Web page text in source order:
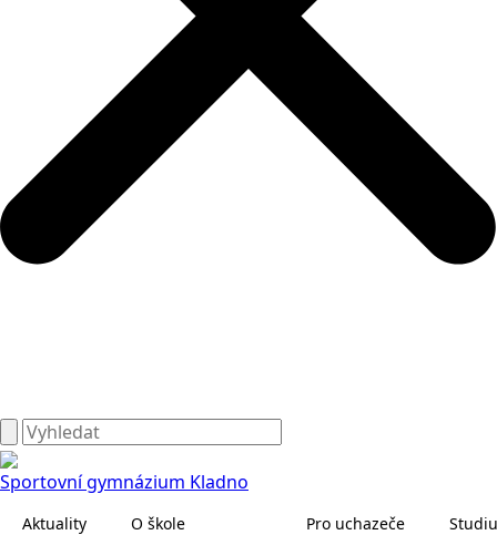
Sportovní gymnázium Kladno
Aktuality O škole Pro uchazeče